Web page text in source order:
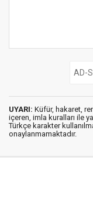
UYARI: Küfür, hakaret,
içeren, imla kuralları ile
Türkçe karakter
onaylanmamaktadır.